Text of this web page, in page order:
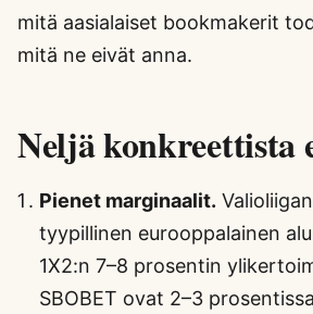
mitä aasialaiset bookmakerit
mitä ne eivät anna.
Neljä konkreettista
Pienet marginaalit.
tyypillinen eurooppalainen
1X2:n 7–8 prosentin
SBOBET ovat 2–3